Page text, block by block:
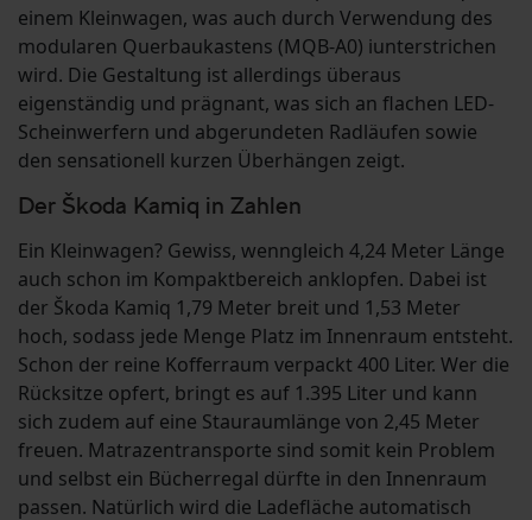
einem Kleinwagen, was auch durch Verwendung des
modularen Querbaukastens (MQB-A0) iunterstrichen
wird. Die Gestaltung ist allerdings überaus
eigenständig und prägnant, was sich an flachen LED-
Scheinwerfern und abgerundeten Radläufen sowie
den sensationell kurzen Überhängen zeigt.
Der Škoda Kamiq in Zahlen
Ein Kleinwagen? Gewiss, wenngleich 4,24 Meter Länge
auch schon im Kompaktbereich anklopfen. Dabei ist
der Škoda Kamiq 1,79 Meter breit und 1,53 Meter
hoch, sodass jede Menge Platz im Innenraum entsteht.
Schon der reine Kofferraum verpackt 400 Liter. Wer die
Rücksitze opfert, bringt es auf 1.395 Liter und kann
sich zudem auf eine Stauraumlänge von 2,45 Meter
freuen. Matrazentransporte sind somit kein Problem
und selbst ein Bücherregal dürfte in den Innenraum
passen. Natürlich wird die Ladefläche automatisch